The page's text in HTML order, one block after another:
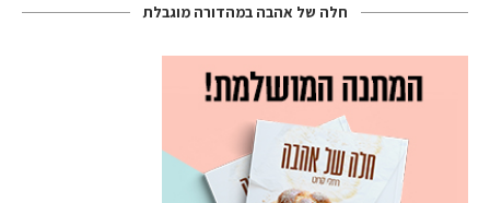
חלה של אהבה במהדורה מוגבלת